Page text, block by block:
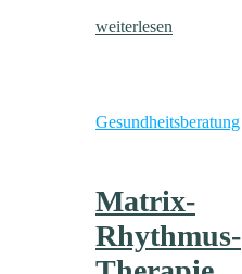
weiterlesen
Gesundheitsberatung
Matrix-
Rhythmus-